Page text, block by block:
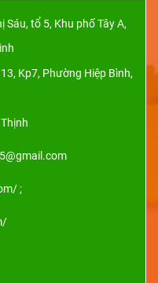
tổ 5, Khu phố Tây A,
Kp7, Phường Hiệp Bình,
;